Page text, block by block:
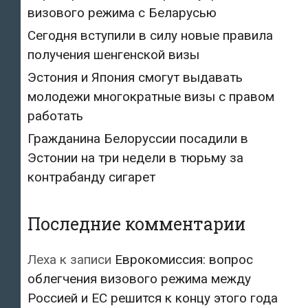
визового режима с Беларусью
Сегодня вступили в силу новые правила
получения шенгенской визы
Эстония и Япония смогут выдавать
молодежи многократные визы с правом
работать
Гражданина Белоруссии посадили в
Эстонии на три недели в тюрьму за
контрабанду сигарет
Последние комментарии
Леха к записи Еврокомиссия: вопрос
облегчения визового режима между
Россией и ЕС решится к концу этого года